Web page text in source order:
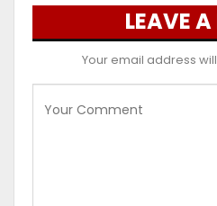
LEAVE A
Your email address